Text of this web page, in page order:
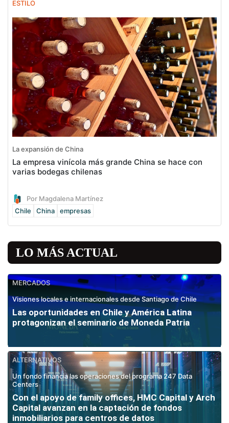
ESTILO
La expansión de China
La empresa vinícola más grande China se hace con
varias bodegas chilenas
Por Magdalena Martínez
Chile
China empresas
LO MÁS ACTUAL
MERCADOS
Visiones locales e internacionales desde Santiago de Chile
Las oportunidades en Chile y América Latina
protagonizan el seminario de Moneda Patria
ALTERNATIVOS
Un fondo financia las operaciones del programa 247 Data
Centers
Con el apoyo de family offices, HMC Capital y Arch
Capital avanzan en la captación de fondos
inmobiliarios para centros de datos